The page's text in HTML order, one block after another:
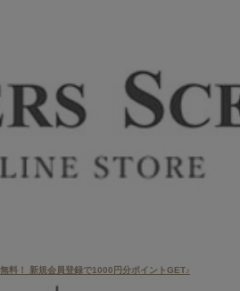
料！ 新規会員登録で1000円分ポイントGET♪